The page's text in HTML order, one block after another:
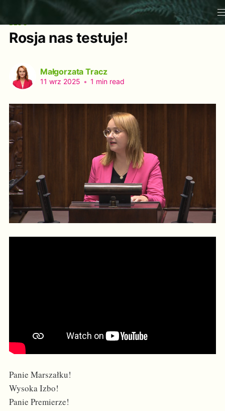
Rosja nas testuje!
Małgorzata Tracz
11 wrz 2025 • 1 min read
Panie Marszałku!
Wysoka Izbo!
Panie Premierze!